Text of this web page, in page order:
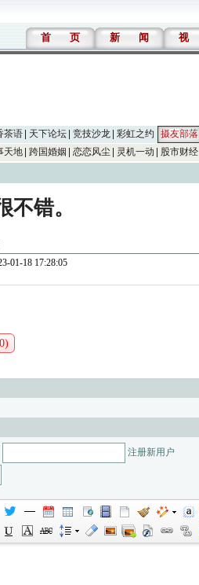
首 页 新 闻 视
茶语 天下论坛 竞技沙龙 彩虹之约 摄友部落
天地 跨国婚姻 恋恋风尘 灵机一动 股市财经
不错。
01-18 17:28:05
注册新用户